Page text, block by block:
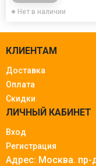
Нет в наличии
КЛИЕНТАМ
Доставка
Оплата
Скидки
ЛИЧНЫЙ КАБИНЕТ
Вход
Регистрация
Адрес: Москва. пр-